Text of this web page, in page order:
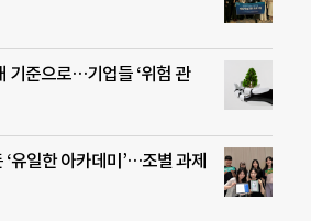
기준으로…기업들 ‘위험 관
유일한 아카데미’…조별 과제